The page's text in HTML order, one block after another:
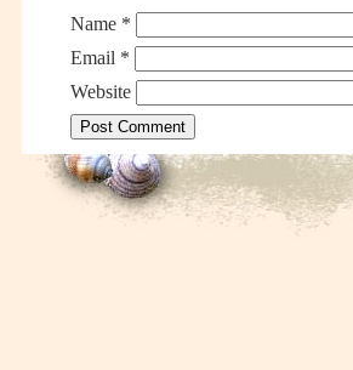
Name *
Email *
Website